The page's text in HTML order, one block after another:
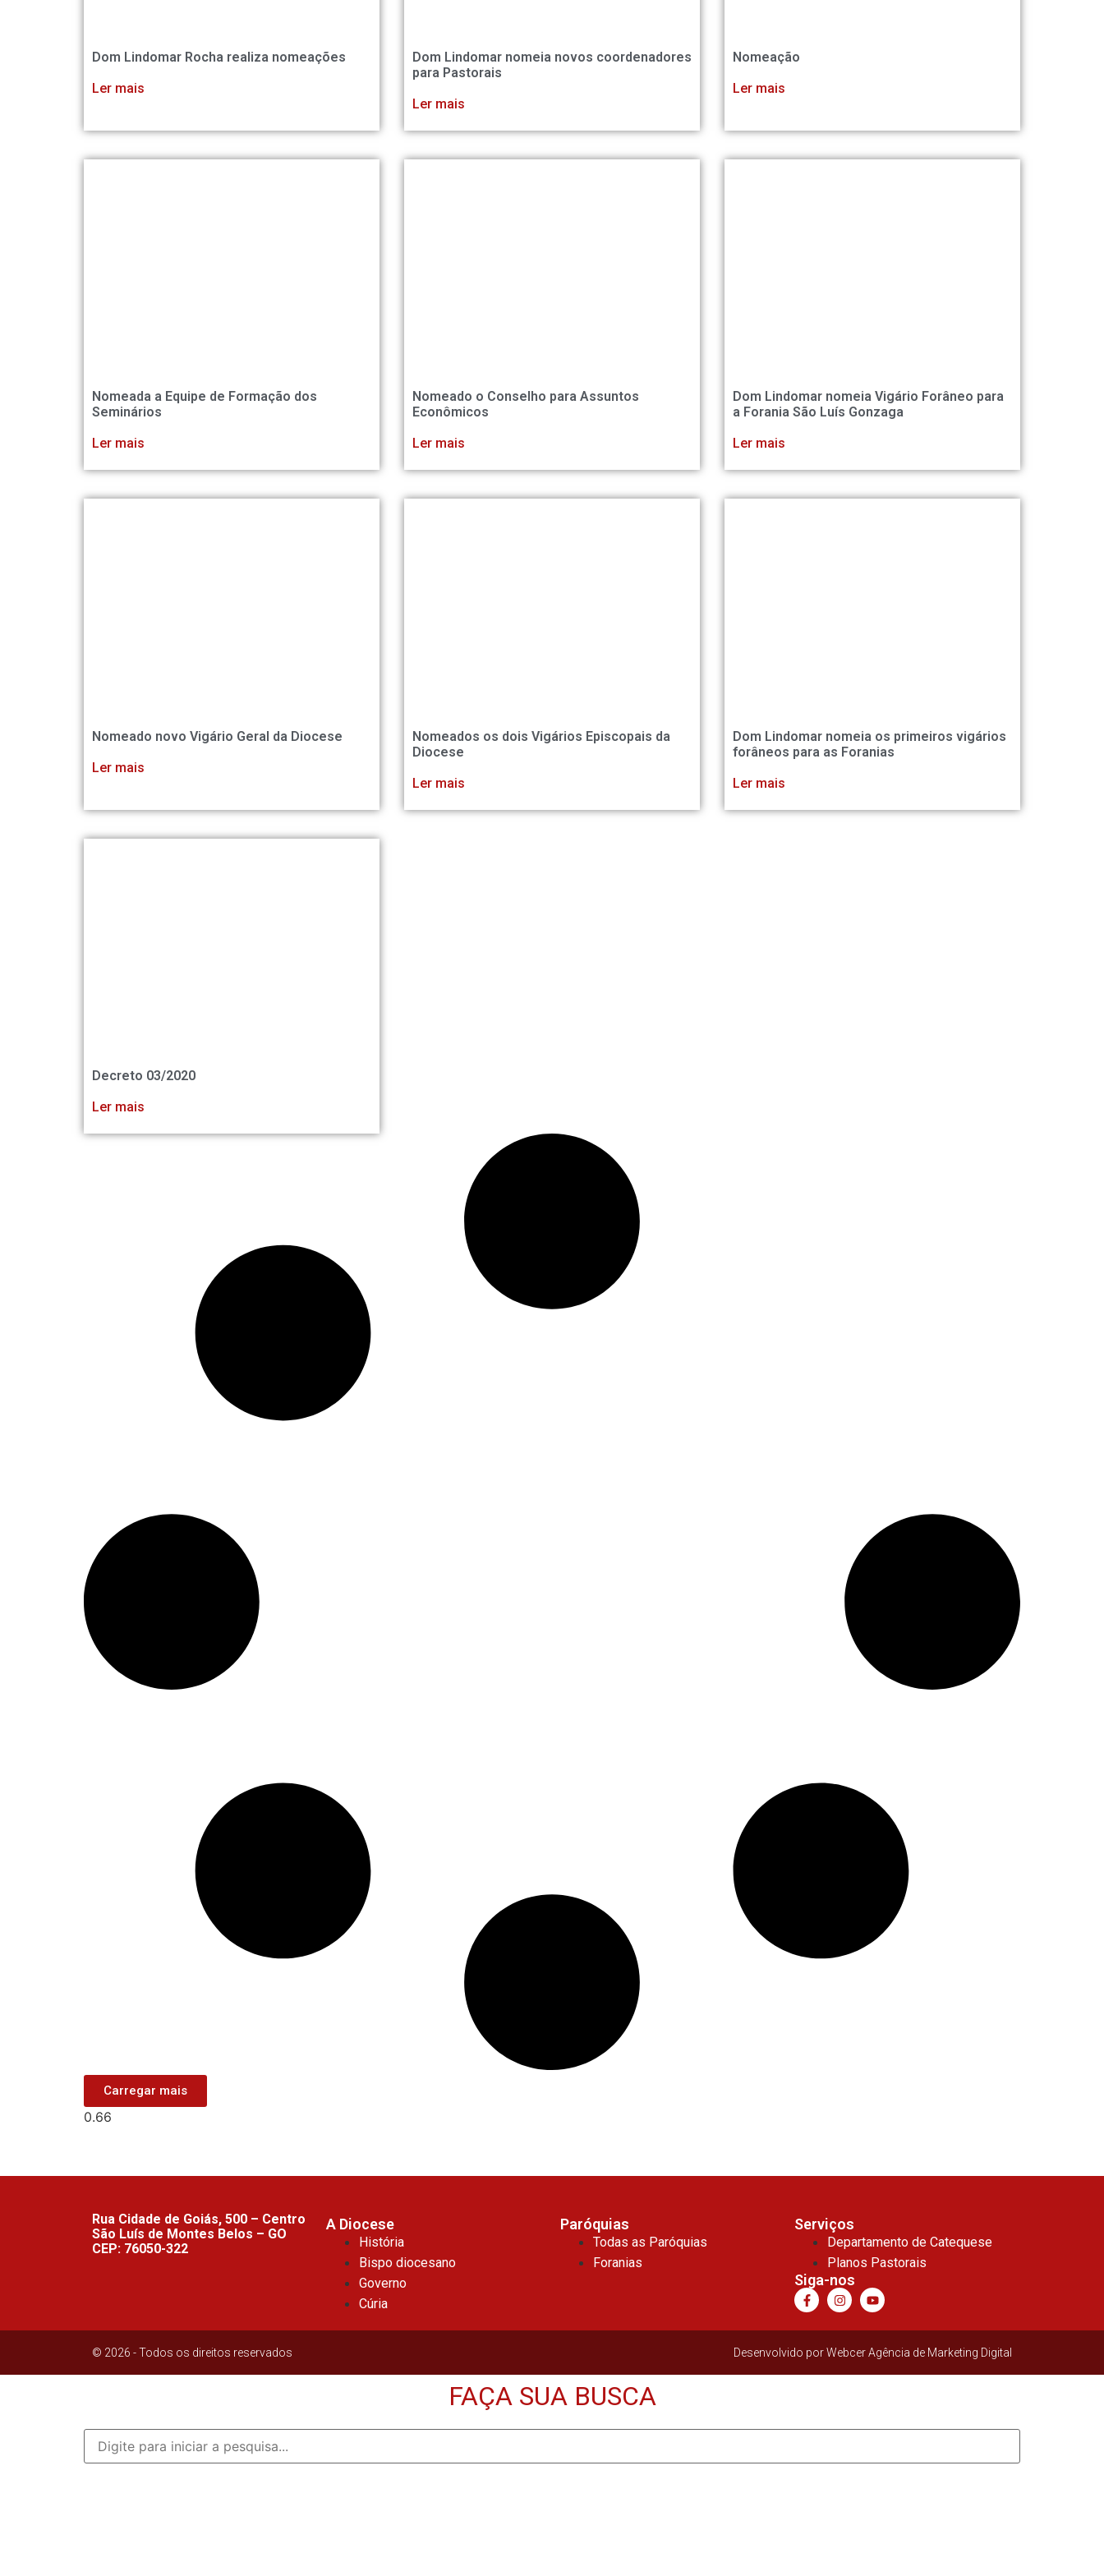
Dom Lindomar Rocha realiza nomeações
Ler mais
Dom Lindomar nomeia novos coordenadores
para Pastorais
Ler mais
Nomeação
Ler mais
Nomeada a Equipe de Formação dos
Seminários
Ler mais
Nomeado o Conselho para Assuntos
Econômicos
Ler mais
Dom Lindomar nomeia Vigário Forâneo para
a Forania São Luís Gonzaga
Ler mais
Nomeado novo Vigário Geral da Diocese
Ler mais
Nomeados os dois Vigários Episcopais da
Diocese
Ler mais
Dom Lindomar nomeia os primeiros vigários
forâneos para as Foranias
Ler mais
Decreto 03/2020
Ler mais
Carregar mais
Rua Cidade de Goiás, 500 – Centro
São Luís de Montes Belos – GO
CEP: 76050-322
A Diocese
História
Bispo diocesano
Governo
Cúria
Paróquias
Todas as Paróquias
Foranias
Serviços
Departamento de Catequese
Planos Pastorais
Siga-nos
© 2026 - Todos os direitos reservados Desenvolvido por Webcer Agência de Marketing Digital
FAÇA SUA BUSCA